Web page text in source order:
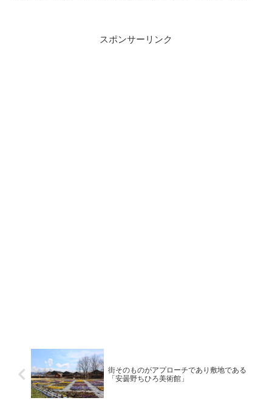
スポンサーリンク
街そのものがアプローチであり敷地である
「安曇野ちひろ美術館」